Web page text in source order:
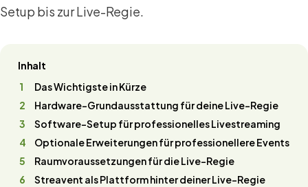
Setup bis zur Live-Regie.
Inhalt
Das Wichtigste in Kürze
Hardware-Grundausstattung für deine Live-Regie
Software-Setup für professionelles Livestreaming
Optionale Erweiterungen für professionellere Events
Raumvoraussetzungen für die Live-Regie
Streavent als Plattform hinter deiner Live-Regie